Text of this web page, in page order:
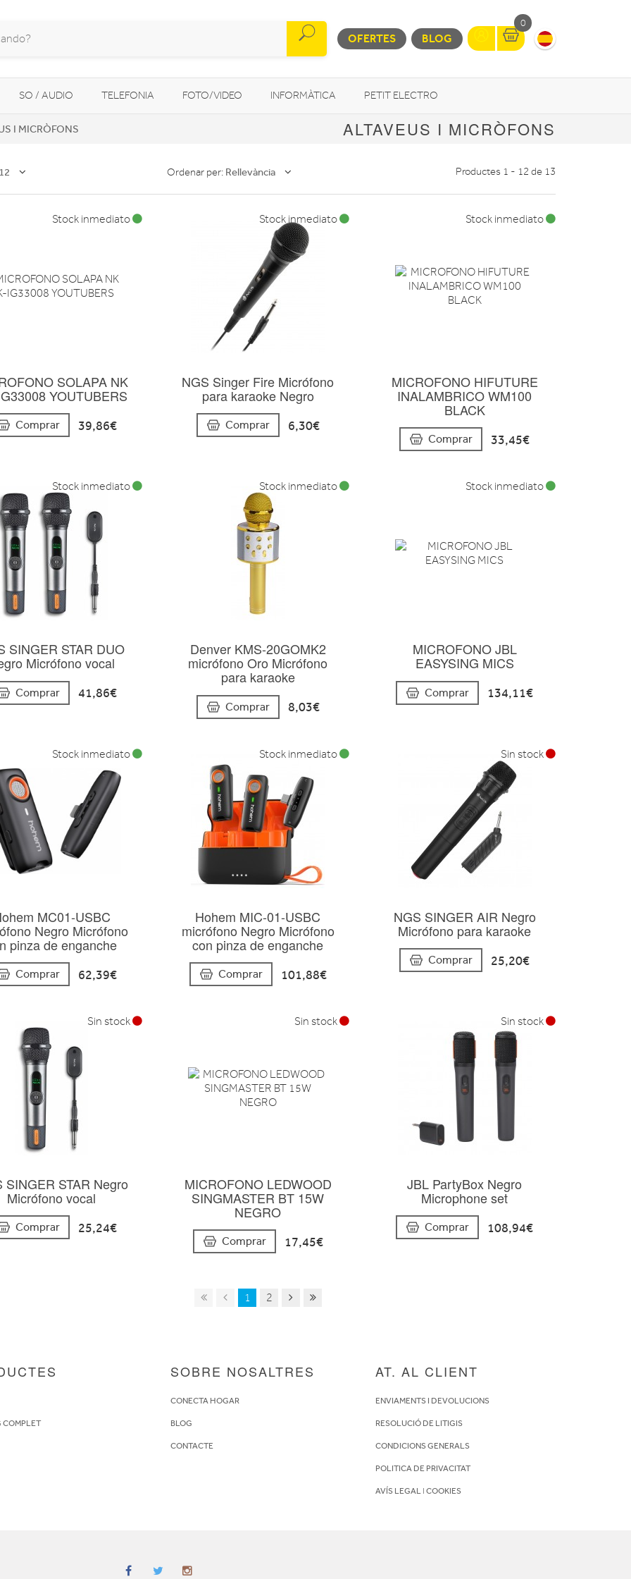
OFERTES BLOG
0
SO / AUDIO TELEFONIA FOTO/VIDEO INFORMÀTICA PETIT ELECTRO
MOBILITAT URBANA OTROS
I MICRÒFONS ALTAVEUS I MICRÒFONS
Ordenar per: Rellevància Productes 1 - 12 de 13
SOLAPA NK
YOUTUBERS
Comprar 39,86€
Stock inmediato
NGS Singer Fire Micrófono
para karaoke Negro
Comprar 6,30€
Stock inmediato
MICROFONO HIFUTURE
INALAMBRICO WM100
BLACK
Comprar 33,45€
Stock inmediato
SINGER STAR DUO
Micrófono vocal
Comprar 41,86€
Stock inmediato
Denver KMS-20GOMK2
micrófono Oro Micrófono
para karaoke
Comprar 8,03€
Stock inmediato
MICROFONO JBL
EASYSING MICS
Comprar 134,11€
Stock inmediato
MC01-USBC
Negro Micrófono
pinza de enganche
Comprar 62,39€
Stock inmediato
Hohem MIC-01-USBC
micrófono Negro Micrófono
con pinza de enganche
Comprar 101,88€
Stock inmediato
NGS SINGER AIR Negro
Micrófono para karaoke
Comprar 25,20€
Sin stock
SINGER STAR Negro
Micrófono vocal
Comprar 25,24€
Sin stock
MICROFONO LEDWOOD
SINGMASTER BT 15W
NEGRO
Comprar 17,45€
Sin stock
JBL PartyBox Negro
Microphone set
Comprar 108,94€
Sin stock
1 2
COMPLET
SOBRE NOSALTRES
CONECTA HOGAR
BLOG
CONTACTE
AT. AL CLIENT
ENVIAMENTS I DEVOLUCIONS
RESOLUCIÓ DE LITIGIS
CONDICIONS GENERALS
POLITICA DE PRIVACITAT
AVÍS LEGALI COOKIES